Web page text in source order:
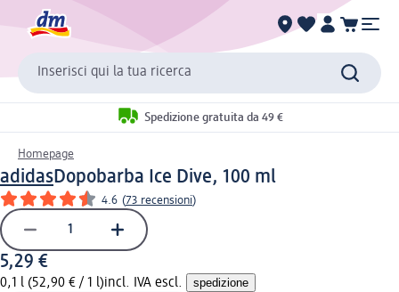
Inserisci qui la tua ricerca
Spedizione gratuita da 49 €
Homepage
adidasDopobarba Ice Dive, 100 ml
4.6 (73 recensioni)
5,29 €
0,1 l (52,90 € / 1 l)incl. IVA escl. spedizione